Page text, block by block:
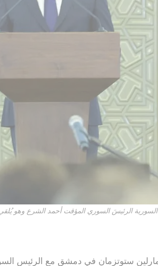
الرئيسَ السوري المؤقت أحمد الشرع وهو يُلقي كلمةً في دمشق
ستوتزمان في دمشق مع الرئيس